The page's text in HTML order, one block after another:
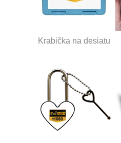
Krabička na desiatu